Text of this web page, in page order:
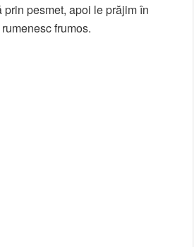
prin pesmet, apoi le prăjim în
frumos.